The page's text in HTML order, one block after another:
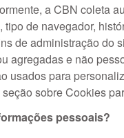
a CBN coleta
de navegador,
de administração do
agregadas e não
usados para
sobre Cookies
pessoais?